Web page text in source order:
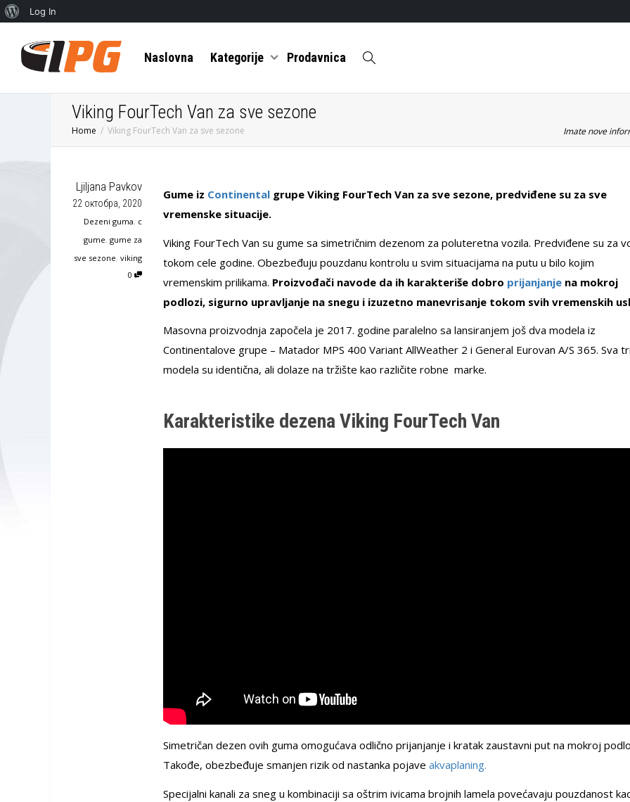
Log In
Naslovna Kategorije Prodavnica
Viking FourTech Van za sve sezone
Home Viking FourTech Van za sve sezone Imate nove
Ljiljana Pavkov
22 октобра, 2020
Dezeni guma, c
gume, gume za
sve sezone, viking
0
Gume iz Continental grupe Viking FourTech Van za sve sezone, predviđene su za sve
vremenske situacije.
Viking FourTech Van su gume sa simetričnim dezenom za poluteretna vozila. Predviđene su za
tokom cele godine. Obezbeđuju pouzdanu kontrolu u svim situacijama na putu u bilo kojim
vremenskim prilikama. Proizvođači navode da ih karakteriše dobro prijanjanje na mokroj
podlozi, sigurno upravljanje na snegu i izuzetno manevrisanje tokom svih vremenskih
Masovna proizvodnja započela je 2017. godine paralelno sa lansiranjem još dva modela iz
Continentalove grupe – Matador MPS 400 Variant AllWeather 2 i General Eurovan A/S 365. Sva tri
modela su identična, ali dolaze na tržište kao različite robne marke.
Karakteristike dezena Viking FourTech Van
Simetričan dezen ovih guma omogućava odlično prijanjanje i kratak zaustavni put na mokroj
Takođe, obezbeđuje smanjen rizik od nastanka pojave akvaplaning.
Specijalni kanali za sneg u kombinaciji sa oštrim ivicama brojnih lamela povećavaju pouzdanost